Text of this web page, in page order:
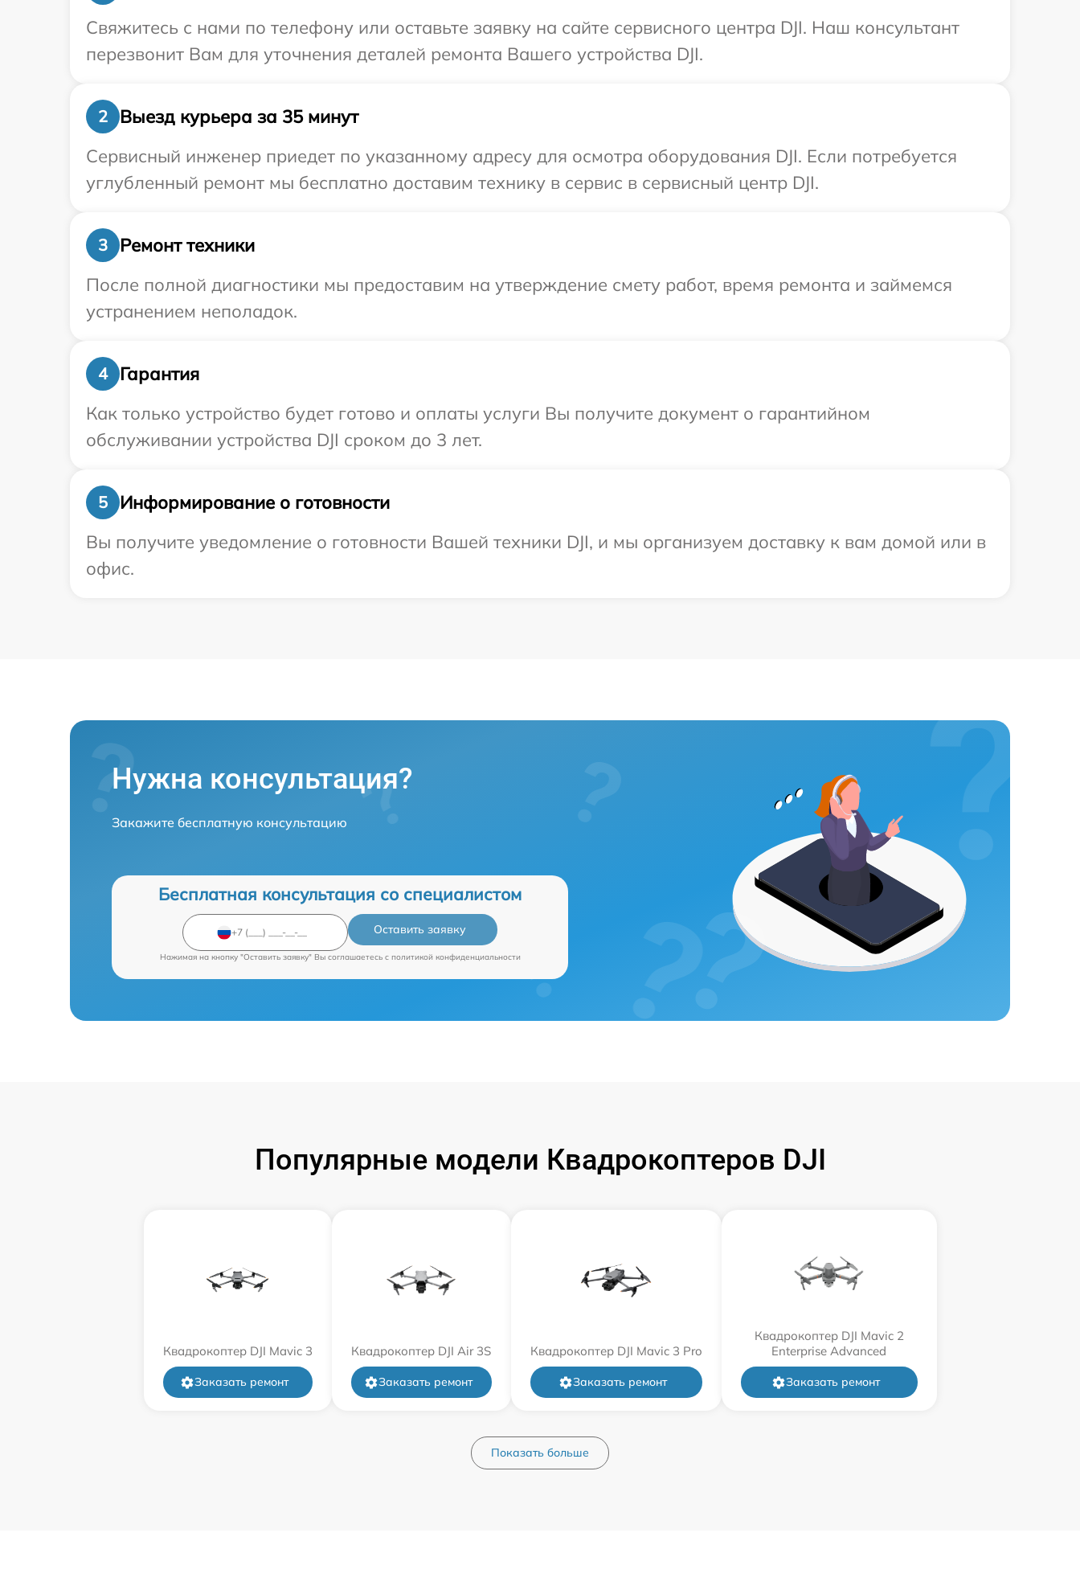
Свяжитесь с нами по телефону или оставьте заявку на сайте сервисного центра DJI. Наш консультант
перезвонит Вам для уточнения деталей ремонта Вашего устройства DJI.
2
Выезд курьера за 35 минут
Сервисный инженер приедет по указанному адресу для осмотра оборудования DJI. Если потребуется
углубленный ремонт мы бесплатно доставим технику в сервис в сервисный центр DJI.
3
Ремонт техники
После полной диагностики мы предоставим на утверждение смету работ, время ремонта и займемся
устранением неполадок.
4
Гарантия
Как только устройство будет готово и оплаты услуги Вы получите документ о гарантийном
обслуживании устройства DJI сроком до 3 лет.
5
Информирование о готовности
Вы получите уведомление о готовности Вашей техники DJI, и мы организуем доставку к вам домой или в
офис.
Нужна консультация?
Закажите бесплатную консультацию
Бесплатная консультация со специалистом
Оставить заявку
Нажимая на кнопку "Оставить заявку" Вы соглашаетесь c политикой конфиденциальности
Популярные модели Квадрокоптеров DJI
Квадрокоптер DJI Mavic 3
Заказать ремонт
Квадрокоптер DJI Air 3S
Заказать ремонт
Квадрокоптер DJI Mavic 3 Pro
Заказать ремонт
Квадрокоптер DJI Mavic 2
Enterprise Advanced
Заказать ремонт
Показать больше